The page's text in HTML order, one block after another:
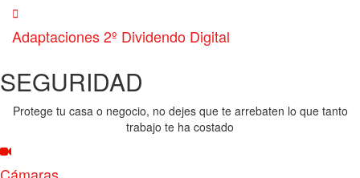
Adaptaciones 2º Dividendo Digital
SEGURIDAD
Protege tu casa o negocio, no dejes que te arrebaten lo que tanto
trabajo te ha costado